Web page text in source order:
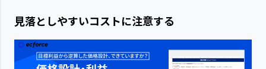
見落としやすいコストに注意する